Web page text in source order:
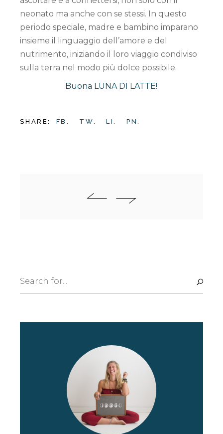
neonato ma anche con se stessi. In questo
periodo speciale, madre e bambino imparano
insieme il linguaggio dell’amore e del
nutrimento, iniziando il loro viaggio condiviso
sulla terra nel modo più dolce possibile.
Buona LUNA DI LATTE!
SHARE: FB. TW. LI. PN.
for: